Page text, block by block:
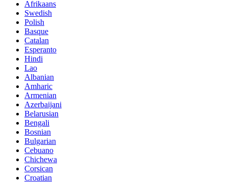
Afrikaans
Swedish
Polish
Basque
Catalan
Esperanto
Hindi
Lao
Albanian
Amharic
Armenian
Azerbaijani
Belarusian
Bengali
Bosnian
Bulgarian
Cebuano
Chichewa
Corsican
Croatian